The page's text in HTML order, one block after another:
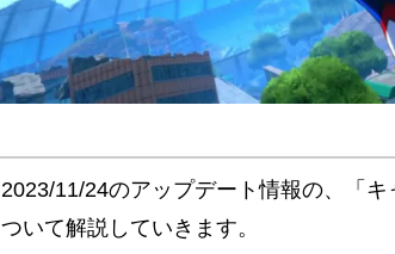
2023/11/24のアップデート情報の、「
ついて解説していきます。